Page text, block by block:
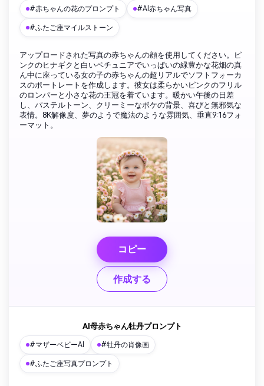
#赤ちゃんの花のプロンプト #AI赤ちゃん写真
#ふたご座マイルストーン
アップロードされた写真の赤ちゃんの顔を使用してください。ピ
ンクのヒナギクと白いペチュニアでいっぱいの緑豊かな花畑の真
ん中に座っている女の子の赤ちゃんの超リアルでソフトフォーカ
スのポートレートを作成します。彼女は柔らかいピンクのフリル
のロンパーと小さな花の王冠を着ています。暖かい午後の日差
し、パステルトーン、クリーミーなボケの背景、喜びと無邪気な
表情。8K解像度、夢のようで魔法のような雰囲気、垂直9:16フォ
ーマット。
コピー
作成する
AI母赤ちゃん牡丹プロンプト
#マザーベビーAI #牡丹の肖像画
#ふたご座写真プロンプト